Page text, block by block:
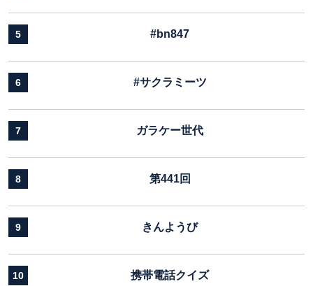
5 #bn847
6 #サクラミーツ
7 ガラケー世代
8 第441回
9 きんようび
10 携帯電話クイズ